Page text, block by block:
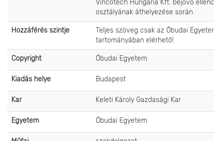
Vincotech Hungária Kft. bejövő
osztályának áthelyezése során
Hozzáférés szintje
Teljes szöveg csak az Óbudai Egyetem
tartományában elérhető!
Copyright Óbudai Egyetem
Kiadás helye Budapest
Kar Keleti Károly Gazdasági Kar
Egyetem Óbudai Egyetem